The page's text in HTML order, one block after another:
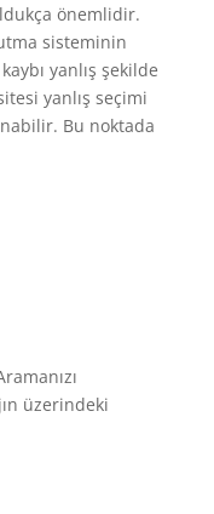
önemlidir.
sisteminin
yanlış şekilde
yanlış seçimi
Bu noktada
üzerindeki